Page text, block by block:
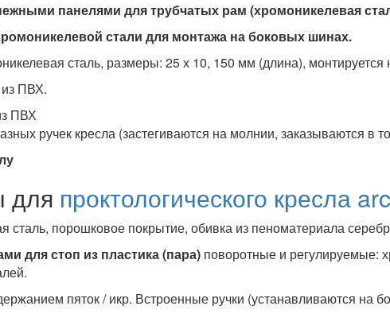
панелями для трубчатых рам (хромоникелевая
стали для монтажа на боковых шинах.
сталь, размеры: 25 х 10, 150 мм (длина), монтируется
из ПВХ.
ПВХ
ручек кресла (застегиваются на молнии, заказываются в
для проктологического кресла
сталь, порошковое покрытие, обивка из пеноматериала
для стоп из пластика (пара) поворотные и регулируемые:
пяток / икр. Встроенные ручки (устанавливаются